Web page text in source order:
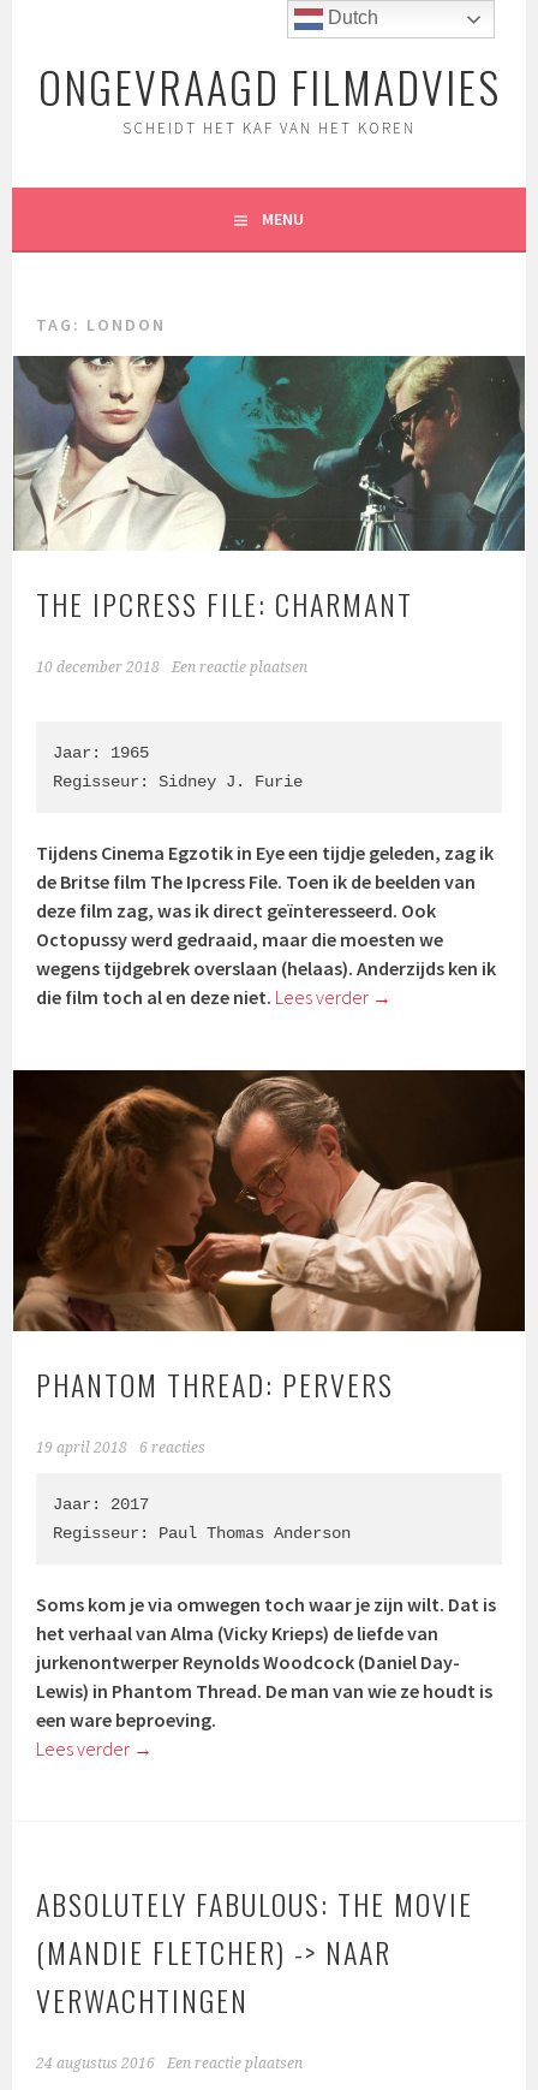
inhoudONGEVRAAGD FILMADVIES
SCHEIDT HET KAF VAN HET KOREN
MENU
TAG: LONDON
THE IPCRESS FILE: CHARMANT
10 december 2018 Een reactie plaatsen
Jaar: 1965
Regisseur: Sidney J. Furie
Tijdens Cinema Egzotik in Eye een tijdje geleden, zag ik
de Britse film The Ipcress File. Toen ik de beelden van
deze film zag, was ik direct geïnteresseerd. Ook
Octopussy werd gedraaid, maar die moesten we
wegens tijdgebrek overslaan (helaas). Anderzijds ken ik
die film toch al en deze niet. Lees verder →
PHANTOM THREAD: PERVERS
19 april 2018 6 reacties
Jaar: 2017
Regisseur: Paul Thomas Anderson
Soms kom je via omwegen toch waar je zijn wilt. Dat is
het verhaal van Alma (Vicky Krieps) de liefde van
jurkenontwerper Reynolds Woodcock (Daniel Day-
Lewis) in Phantom Thread. De man van wie ze houdt is
een ware beproeving.
Lees verder →
ABSOLUTELY FABULOUS: THE MOVIE
(MANDIE FLETCHER) -> NAAR
VERWACHTINGEN
24 augustus 2016 Een reactie plaatsen
Dutch